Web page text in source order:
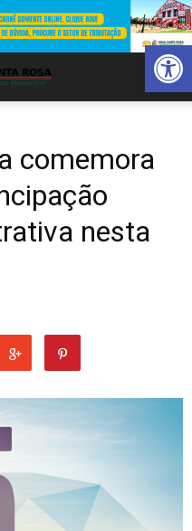
Abrir
comemora
nesta